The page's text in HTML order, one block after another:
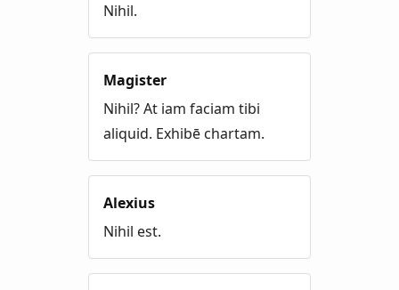
Nihil.
Magister
Nihil? At iam faciam tibi
aliquid. Exhibē chartam.
Alexius
Nihil est.